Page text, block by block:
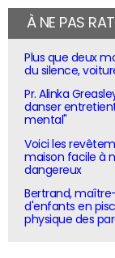
À NE PAS
Plus que deux
du silence,
Pr. Alinka
danser
mental"
Voici les
maison facile à
dangereux
Bertrand,
d'enfants en
physique des